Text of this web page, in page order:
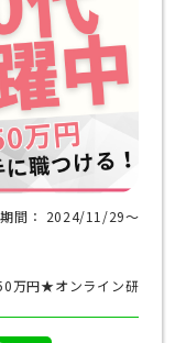
間： 2024/11/29〜
万円★オンライン研